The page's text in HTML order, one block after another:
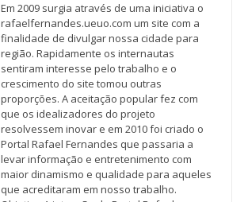
Em 2009 surgia através de uma iniciativa o
rafaelfernandes.ueuo.com um site com a
finalidade de divulgar nossa cidade para
região. Rapidamente os internautas
sentiram interesse pelo trabalho e o
crescimento do site tomou outras
proporções. A aceitação popular fez com
que os idealizadores do projeto
resolvessem inovar e em 2010 foi criado o
Portal Rafael Fernandes que passaria a
levar informação e entretenimento com
maior dinamismo e qualidade para aqueles
que acreditaram em nosso trabalho.